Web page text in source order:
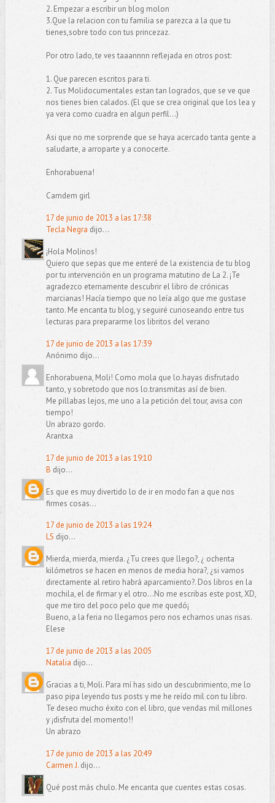
2. Empezar a escribir un blog molon
3.Que la relacion con tu familia se parezca a la que tu
tienes,sobre todo con tus princezaz.
Por otro lado, te ves taaannnn reflejada en otros post:
1. Que parecen escritos para ti.
2. Tus Molidocumentales estan tan logrados, que se ve que
nos tienes bien calados. (El que se crea original que los lea y
ya vera como cuadra en algun perfil...)
Asi que no me sorprende que se haya acercado tanta gente a
saludarte, a arroparte y a conocerte.
Enhorabuena!
Camdem girl
17 de junio de 2013 a las 17:38
Tecla Negra dijo...
¡Hola Molinos!
Quiero que sepas que me enteré de la existencia de tu blog
por tu intervención en un programa matutino de La 2. ¡Te
agradezco eternamente descubrir el libro de crónicas
marcianas! Hacía tiempo que no leía algo que me gustase
tanto. Me encanta tu blog, y seguiré curioseando entre tus
lecturas para prepararme los libritos del verano
17 de junio de 2013 a las 17:39
Anónimo dijo...
Enhorabuena, Moli! Como mola que lo.hayas disfrutado
tanto, y sobretodo que nos lo.transmitas así de bien.
Me pillabas lejos, me uno a la petición del tour, avisa con
tiempo!
Un abrazo gordo.
Arantxa
17 de junio de 2013 a las 19:10
B dijo...
Es que es muy divertido lo de ir en modo fan a que nos
firmes cosas...
17 de junio de 2013 a las 19:24
LS dijo...
Mierda, mierda, mierda. ¿Tu crees que llego?, ¿ ochenta
kilómetros se hacen en menos de media hora?, ¿si vamos
directamente al retiro habrá aparcamiento?. Dos libros en la
mochila, el de firmar y el otro...No me escribas este post, XD,
que me tiro del poco pelo que me quedó¡
Bueno, a la feria no llegamos pero nos echamos unas risas.
Elese
17 de junio de 2013 a las 20:05
Natalia dijo...
Gracias a ti, Moli. Para mí has sido un descubrimiento, me lo
paso pipa leyendo tus posts y me he reído mil con tu libro.
Te deseo mucho éxito con el libro, que vendas mil millones
y ¡disfruta del momento!!
Un abrazo
17 de junio de 2013 a las 20:49
Carmen J.dijo...
Qué post más chulo. Me encanta que cuentes estas cosas.